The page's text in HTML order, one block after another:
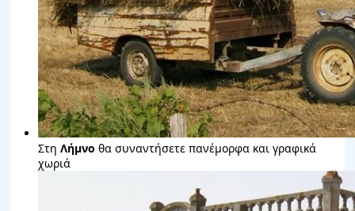
ΣτηΛήμνο θα συναντήσετε πανέμορφα και γραφικά
χωριά